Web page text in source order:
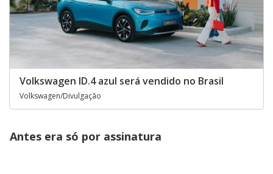
Volkswagen ID.4 azul será vendido no Brasil
Volkswagen/Divulgação
Antes era só por assinatura